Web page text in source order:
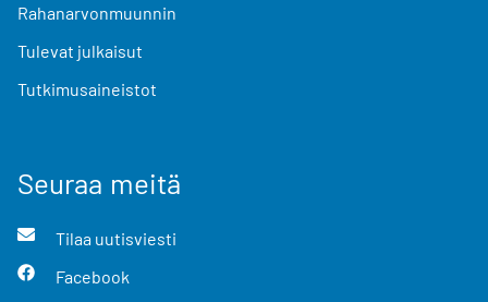
Rahanarvonmuunnin
Tulevat julkaisut
Tutkimusaineistot
Seuraa meitä
Tilaa uutisviesti
Facebook